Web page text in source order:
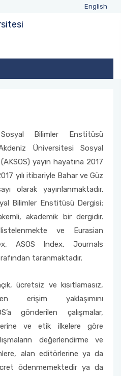
English
Bilimler Enstitüsü
Üniversitesi Sosyal
yayın hayatına 2017
yılı itibariyle Bahar ve Güz
olarak yayınlanmaktadır.
Bilimler Enstitüsü Dergisi;
akademik bir dergidir.
ve Eurasian
ASOS Index, Journals
taranmaktadır.
ücretsiz ve kısıtlamasız,
erişim yaklaşımını
gönderilen çalışmalar,
ve etik ilkelere göre
değerlendirme ve
alan editörlerine ya da
ödenmemektedir ya da